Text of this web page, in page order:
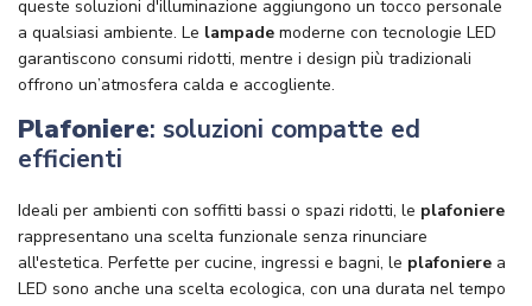
queste soluzioni d'illuminazione aggiungono un tocco personale
a qualsiasi ambiente. Le lampade moderne con tecnologie LED
garantiscono consumi ridotti, mentre i design più tradizionali
offrono un’atmosfera calda e accogliente.
Plafoniere: soluzioni compatte ed
efficienti
Ideali per ambienti con soffitti bassi o spazi ridotti, le plafoniere
rappresentano una scelta funzionale senza rinunciare
all'estetica. Perfette per cucine, ingressi e bagni, le plafoniere a
LED sono anche una scelta ecologica, con una durata nel tempo